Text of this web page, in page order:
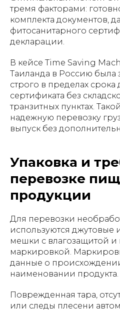
тремя факторами:
комплекта документов,
фитосанитарного
декларации.
В кейсе Time Saving
Таиланда в Россию была
строго в пределах срока
сертификата без
транзитных пунктах.
надежную перевозку
выпуск без
Упаковка и
перевозке
продукции
Для перевозки
используются
мешки с влагозащитой
маркировкой.
данные о
наименовании продукта.
Поврежденная тара,
или следы плесени